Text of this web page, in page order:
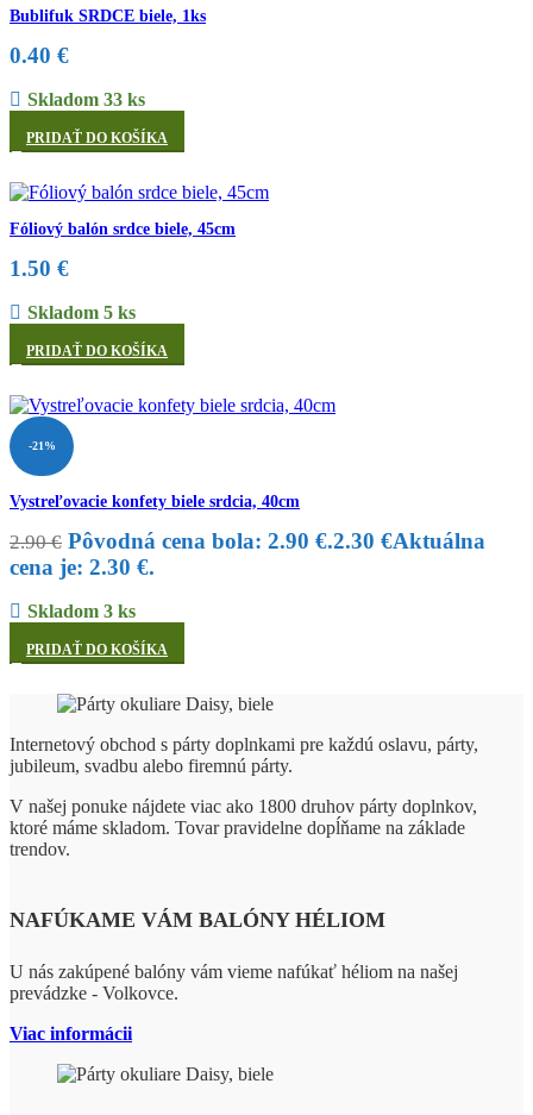
Bublifuk SRDCE biele, 1ks
0.40 €
Skladom 33 ks
PRIDAŤ DO KOŠÍKA
Fóliový balón srdce biele, 45cm
1.50 €
Skladom 5 ks
PRIDAŤ DO KOŠÍKA
-21%
Vystreľovacie konfety biele srdcia, 40cm
2.90€ Pôvodná cena bola: 2.90 €.2.30 €Aktuálna
cena je: 2.30 €.
Skladom 3 ks
PRIDAŤ DO KOŠÍKA
Internetový obchod s párty doplnkami pre každú oslavu, párty,
jubileum, svadbu alebo firemnú párty.
V našej ponuke nájdete viac ako 1800 druhov párty doplnkov,
ktoré máme skladom. Tovar pravidelne dopĺňame na základe
trendov.
NAFÚKAME VÁM BALÓNY HÉLIOM
U nás zakúpené balóny vám vieme nafúkať héliom na našej
prevádzke - Volkovce.
Viac informácii